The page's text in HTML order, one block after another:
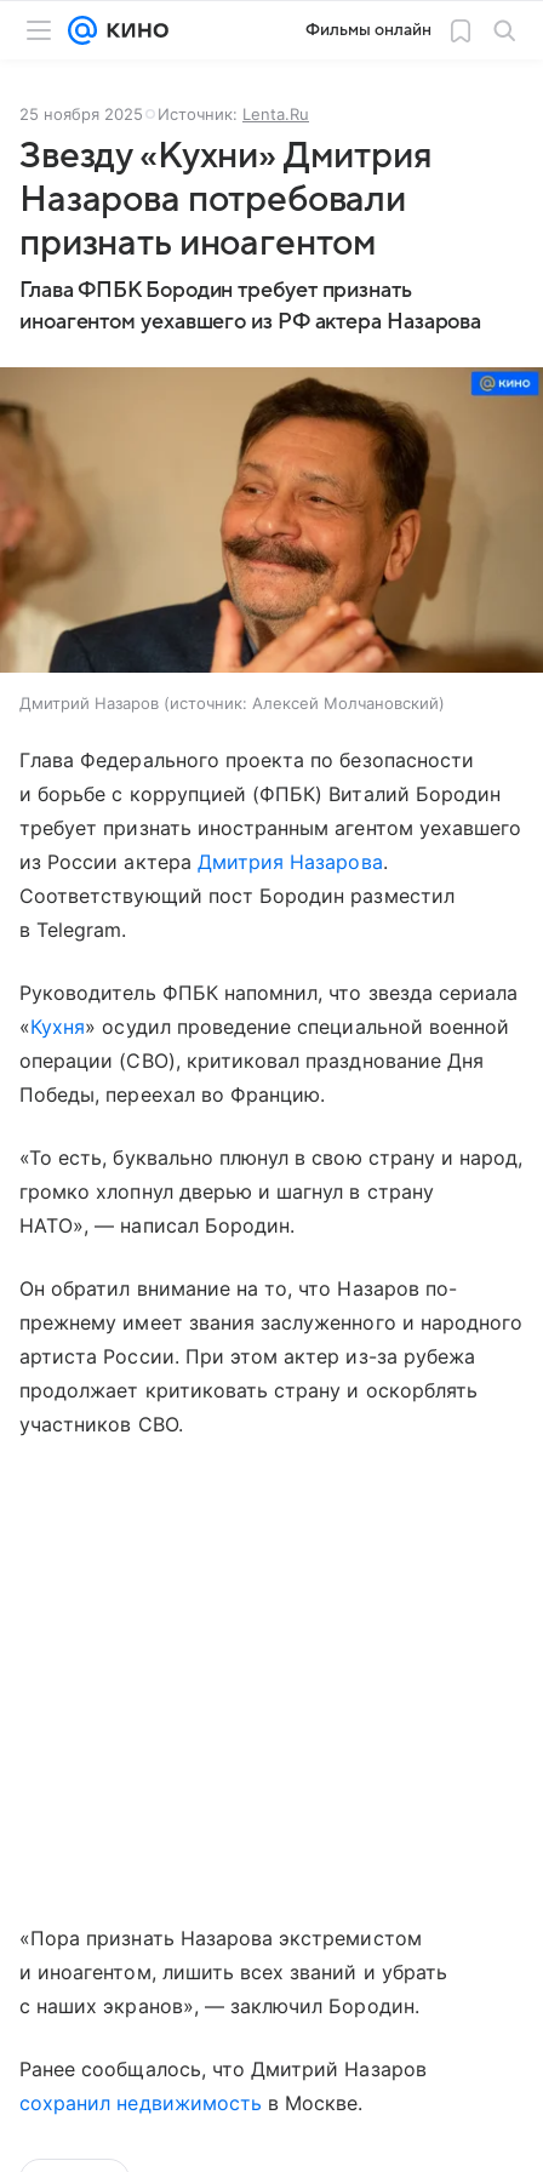
Фильмы онлайн
25 ноября 2025 Источник: Lenta.Ru
Звезду «Кухни» Дмитрия
Назарова потребовали
признать иноагентом
Глава ФПБК Бородин требует признать
иноагентом уехавшего из РФ актера Назарова
Дмитрий Назаров источник: Алексей Молчановский
Глава Федерального проекта по безопасности
и борьбе с коррупцией (ФПБК) Виталий Бородин
требует признать иностранным агентом уехавшего
из России актера Дмитрия Назарова.
Соответствующий пост Бородин разместил
в Telegram.
Руководитель ФПБК напомнил, что звезда сериала
«Кухня» осудил проведение специальной военной
операции (СВО), критиковал празднование Дня
Победы, переехал во Францию.
«То есть, буквально плюнул в свою страну и народ,
громко хлопнул дверью и шагнул в страну
НАТО», — написал Бородин.
Он обратил внимание на то, что Назаров по-
прежнему имеет звания заслуженного и народного
артиста России. При этом актер из-за рубежа
продолжает критиковать страну и оскорблять
участников СВО.
«Пора признать Назарова экстремистом
и иноагентом, лишить всех званий и убрать
с наших экранов», — заключил Бородин.
Ранее сообщалось, что Дмитрий Назаров
сохранил недвижимость в Москве.